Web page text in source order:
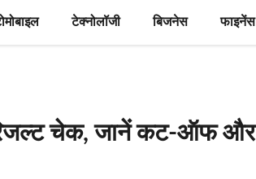
टेक्नोलॉजी बिजनेस फाइनेंस
चेक, जानें कट-ऑफ और